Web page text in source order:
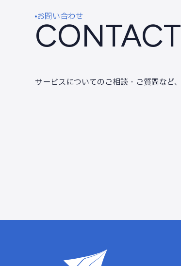
お問い合わせ
CONTACT
サービスについてのご相談・ご質問など、